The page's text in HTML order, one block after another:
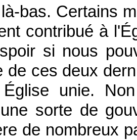
bas. Certains
contribué à
si nous
de ces deux
unie.
sorte de
de nombreux